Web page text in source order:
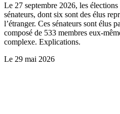
Le 27 septembre 2026, les
sénateurs, dont six sont des élus
l’étranger. Ces sénateurs sont élus
composé de 533 membres eux-
complexe. Explications.
Le 29 mai 2026